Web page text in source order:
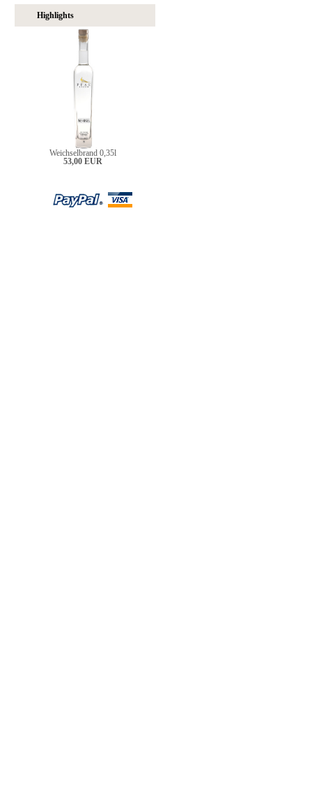
Highlights
Weichselbrand 0,35l
53,00 EUR